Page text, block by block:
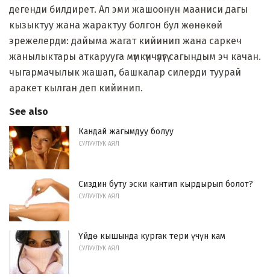
дегенди билдирет. Ал эми жашоонун мааниси дагы
кызыктуу жана жарактуу болгон бул жөнөкөй
эрежелерди: дайыма жагат кийинип жана саркеч
жанылыктары аткарууга мүмкүнчүлүгү сагындым эч качан.
чыгармачылык жашап, башкалар силерди туурай
аракет кылган деп кийинип.
See also
Кандай жагымдуу болуу
СУЛУУЛУК АЯЛ
Сиздин буту эски кантип кырдырып болот?
СУЛУУЛУК АЯЛ
Үйдө кышында кургак тери үчүн кам
СУЛУУЛУК АЯЛ